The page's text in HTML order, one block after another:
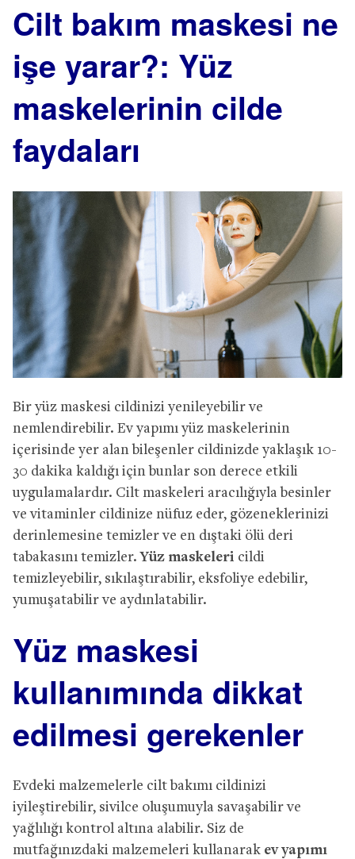
Cilt bakım maskesi ne
işe yarar?: Yüz
maskelerinin cilde
faydaları
Bir yüz maskesi cildinizi yenileyebilir ve
nemlendirebilir. Ev yapımı yüz maskelerinin
içerisinde yer alan bileşenler cildinizde yaklaşık 10-
30 dakika kaldığı için bunlar son derece etkili
uygulamalardır. Cilt maskeleri aracılığıyla besinler
ve vitaminler cildinize nüfuz eder, gözeneklerinizi
derinlemesine temizler ve en dıştaki ölü deri
tabakasını temizler.Yüz maskeleri cildi
temizleyebilir, sıkılaştırabilir, eksfoliye edebilir,
yumuşatabilir ve aydınlatabilir.
Yüz maskesi
kullanımında dikkat
edilmesi gerekenler
Evdeki malzemelerle cilt bakımı cildinizi
iyileştirebilir, sivilce oluşumuyla savaşabilir ve
yağlılığı kontrol altına alabilir. Siz de
mutfağınızdaki malzemeleri kullanarak ev yapımı